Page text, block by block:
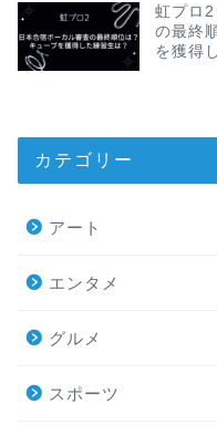
虹プロ
の最終
を獲得
カテゴリー
アート
エンタメ
グルメ
スポーツ